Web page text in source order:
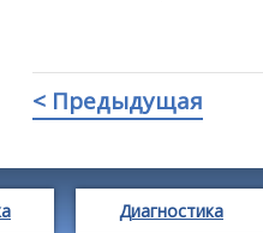
< Предыдущая
Диагностика